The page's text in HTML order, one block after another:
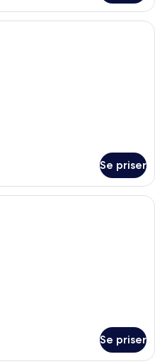
Ett hotellrum med en stor säng, ett
Se priser
Ett sovrum med en säng, en
Se priser